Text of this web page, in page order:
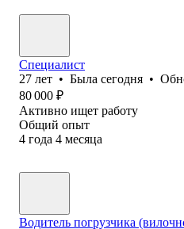
Специалист
27 лет • Была сегодня •
80 000 ₽
Активно ищет работу
Общий опыт
4 года 4 месяца
Водитель погрузчика